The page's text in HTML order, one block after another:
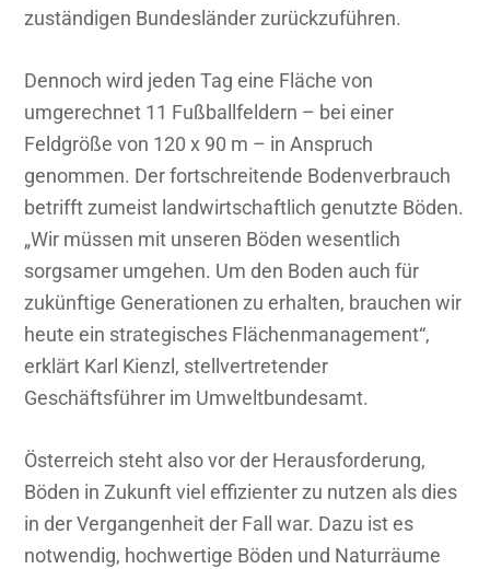
zuständigen Bundesländer zurückzuführen.
Dennoch wird jeden Tag eine Fläche von
umgerechnet 11 Fußballfeldern – bei einer
Feldgröße von 120 x 90 m – in Anspruch
genommen. Der fortschreitende Bodenverbrauch
betrifft zumeist landwirtschaftlich genutzte Böden.
„Wir müssen mit unseren Böden wesentlich
sorgsamer umgehen. Um den Boden auch für
zukünftige Generationen zu erhalten, brauchen wir
heute ein strategisches Flächenmanagement“,
erklärt Karl Kienzl, stellvertretender
Geschäftsführer im Umweltbundesamt.
Österreich steht also vor der Herausforderung,
Böden in Zukunft viel effizienter zu nutzen als dies
in der Vergangenheit der Fall war. Dazu ist es
notwendig, hochwertige Böden und Naturräume